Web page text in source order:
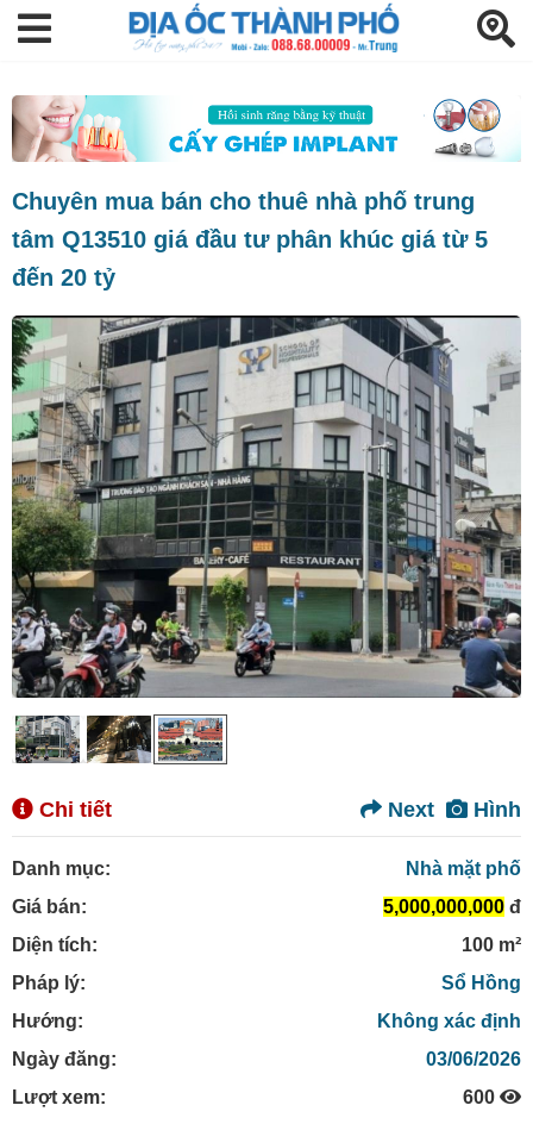
Chuyên mua bán cho thuê nhà phố trung
tâm Q13510 giá đầu tư phân khúc giá từ 5
đến 20 tỷ
Chi tiết Hình
Next
Danh mục:
Nhà mặt phố
Giá bán:
5,000,000,000 đ
Diện tích:
100 m²
Pháp lý:
Sổ Hồng
Hướng:
Không xác định
Ngày đăng:
03/06/2026
Lượt xem:
600